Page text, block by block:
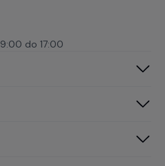
9:00 do 17:00